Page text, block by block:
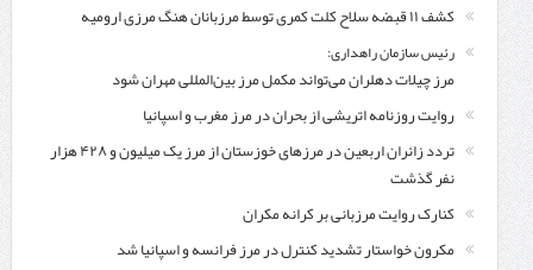
کشف ۱۱ قبضه سلاح کلت کمری توسط مرزبانان هنگ مرزی ارومیه
رئیس سازمان راهداری:
مرز چیلات دهلران می‌تواند مکمل مرز بین‌المللی مهران شود
روایت روزنامه اتریشی از بحران در مرز مغرب و اسپانیا
تردد زائران اربعین در مرزهای خوزستان از مرز یک میلیون و ۴۲۸ هزار
نفر گذشت
کنارک روایت مرزبانی بر کرانه مکران
مکرون خواستار تشدید کنترل‌ در مرز فرانسه و اسپانیا شد